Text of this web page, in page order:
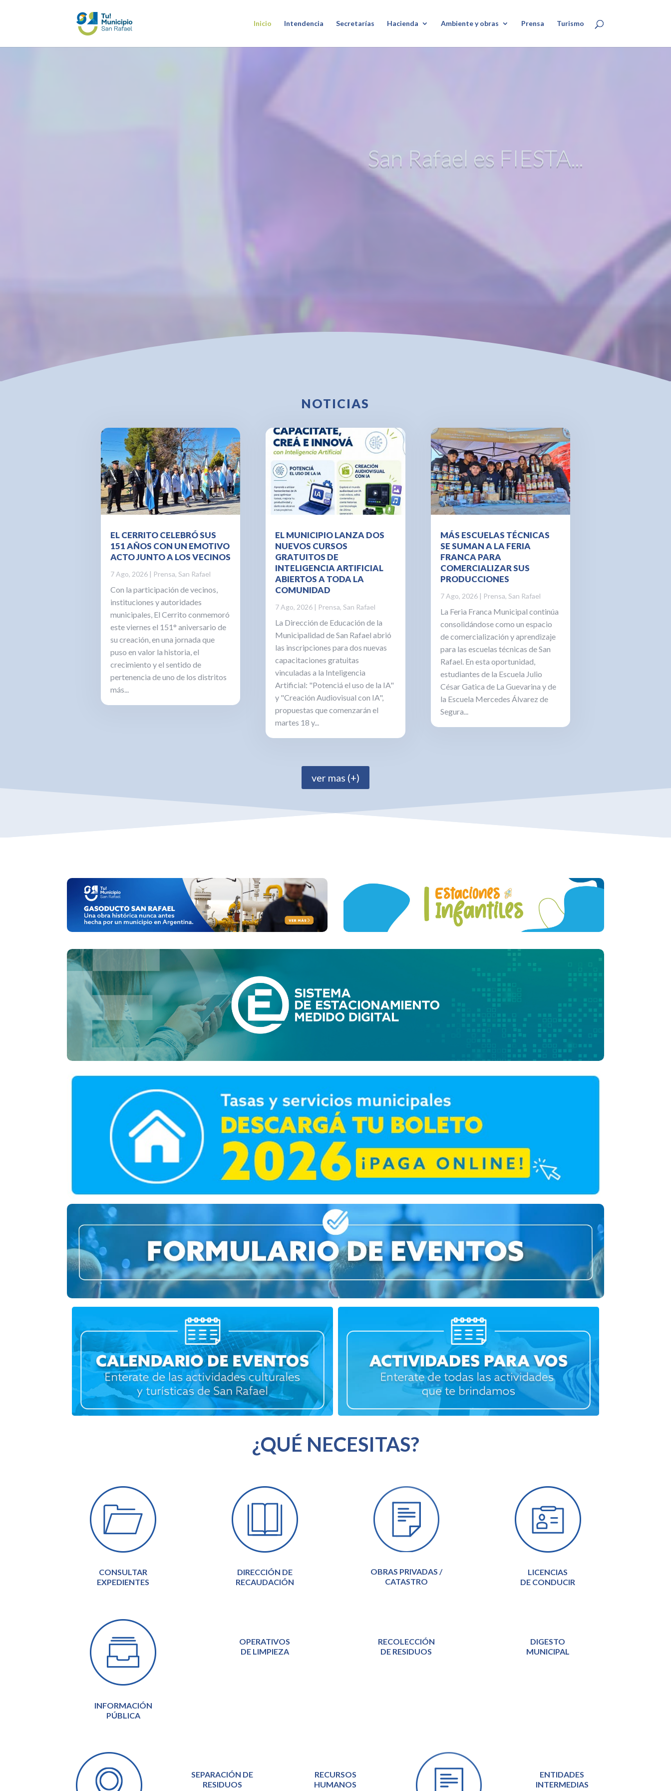
Inicio Intendencia Secretarías Hacienda Ambiente y obras Prensa Turismo
San Rafael es NATURALEZA...
NOTICIAS
EL CERRITO CELEBRÓ SUS
151 AÑOS CON UN EMOTIVO
ACTO JUNTO A LOS VECINOS
7 Ago, 2026| Prensa, San Rafael
Con la participación de vecinos,
instituciones y autoridades
municipales, El Cerrito conmemoró
este viernes el 151° aniversario de
su creación, en una jornada que
puso en valor la historia, el
crecimiento y el sentido de
pertenencia de uno de los distritos
más...
EL MUNICIPIO LANZA DOS
NUEVOS CURSOS
GRATUITOS DE
INTELIGENCIA ARTIFICIAL
ABIERTOS A TODA LA
COMUNIDAD
7 Ago, 2026 | Prensa,San Rafael
La Dirección de Educación de la
Municipalidad de San Rafael abrió
las inscripciones para dos nuevas
capacitaciones gratuitas
vinculadas a la Inteligencia
Artificial: "Potenciá el uso de la IA"
y "Creación Audiovisual con IA",
propuestas que comenzarán el
martes 18 y...
MÁS ESCUELAS TÉCNICAS
SE SUMAN A LA FERIA
FRANCA PARA
COMERCIALIZAR SUS
PRODUCCIONES
7 Ago, 2026 | Prensa,San Rafael
La Feria Franca Municipal continúa
consolidándose como un espacio
de comercialización y aprendizaje
para las escuelas técnicas de San
Rafael. En esta oportunidad,
estudiantes de la Escuela Julio
César Gatica de La Guevarina y de
la Escuela Mercedes Álvarez de
Segura...
ver mas (+)
¿QUÉ NECESITAS?
CONSULTAR
EXPEDIENTES
DIRECCIÓN DE
RECAUDACIÓN
OBRAS PRIVADAS /
CATASTRO
LICENCIAS
DE CONDUCIR
INFORMACIÓN
PÚBLICA
OPERATIVOS
DE LIMPIEZA
RECOLECCIÓN
DE RESIDUOS
DIGESTO
MUNICIPAL
SEPARACIÓN DE
RESIDUOS
RECURSOS
HUMANOS
ENTIDADES
INTERMEDIAS